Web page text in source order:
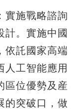
施戰略諮詢
計。實施中國
依託國家高端
人工智能應用
區位優勢及産
的突破口，做